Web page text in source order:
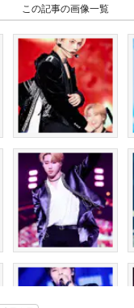
この記事の画像一覧